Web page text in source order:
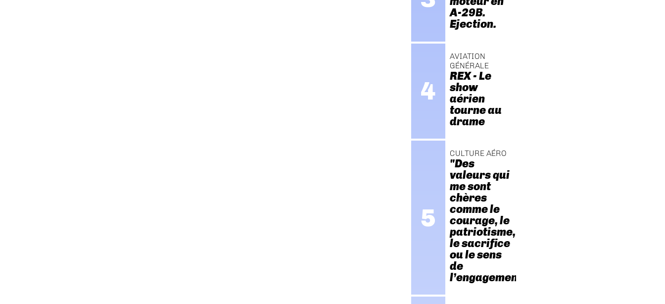
A-29B.
Ejection.
AVIATION
GÉNÉRALE
REX - Le
show
aérien
tourne au
drame
CULTURE AÉRO
"Des
valeurs qui
me sont
chères
comme le
courage, le
patriotisme,
le sacrifice
ou le sens
de
l’engagement."